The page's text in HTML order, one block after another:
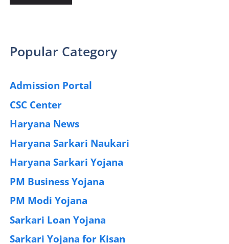
Popular Category
Admission Portal
CSC Center
Haryana News
Haryana Sarkari Naukari
Haryana Sarkari Yojana
PM Business Yojana
PM Modi Yojana
Sarkari Loan Yojana
Sarkari Yojana for Kisan